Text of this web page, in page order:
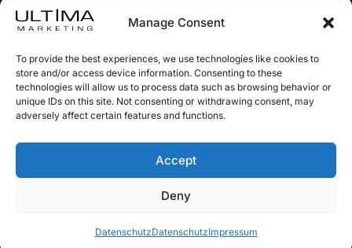
Manage Consent
To provide the best experiences, we use technologies like cookies to
store and/or access device information. Consenting to these
technologies will allow us to process data such as browsing behavior or
unique IDs on this site. Not consenting or withdrawing consent, may
adversely affect certain features and functions.
Accept
Deny
DatenschutzDatenschutzImpressum
A-1010 Wien, Seitenstettengasse 5
MENU
DIENSTLEISTUNGEN
IMMOBILIEN auf Social Media
AUTOHÄNDLER auf Social Media